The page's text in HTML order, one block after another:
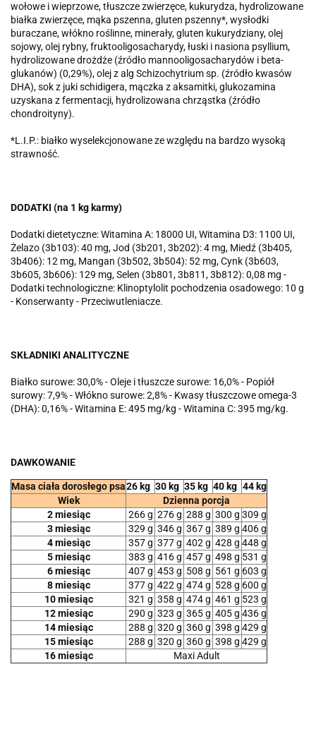
wołowe i wieprzowe, tłuszcze zwierzęce, kukurydza, hydrolizowane
białka zwierzęce, mąka pszenna, gluten pszenny*, wysłodki
buraczane, włókno roślinne, minerały, gluten kukurydziany, olej
sojowy, olej rybny, fruktooligosacharydy, łuski i nasiona psyllium,
hydrolizowane drożdże (źródło mannooligosacharydów i beta-
glukanów) (0,29%), olej z alg Schizochytrium sp. (źródło kwasów
DHA), sok z juki schidigera, mączka z aksamitki, glukozamina
uzyskana z fermentacji, hydrolizowana chrząstka (źródło
chondroityny).
*L.I.P.: białko wyselekcjonowane ze względu na bardzo wysoką
strawność.
DODATKI (na 1 kg karmy)
Dodatki dietetyczne: Witamina A: 18000 UI, Witamina D3: 1100 UI,
Żelazo (3b103): 40 mg, Jod (3b201, 3b202): 4 mg, Miedź (3b405,
3b406): 12 mg, Mangan (3b502, 3b504): 52 mg, Cynk (3b603,
3b605, 3b606): 129 mg, Selen (3b801, 3b811, 3b812): 0,08 mg -
Dodatki technologiczne: Klinoptylolit pochodzenia osadowego: 10 g
- Konserwanty - Przeciwutleniacze.
SKŁADNIKI ANALITYCZNE
Białko surowe: 30,0% - Oleje i tłuszcze surowe: 16,0% - Popiół
surowy: 7,9% - Włókno surowe: 2,8% - Kwasy tłuszczowe omega-3
(DHA): 0,16% - Witamina E: 495 mg/kg - Witamina C: 395 mg/kg.
DAWKOWANIE
Masa ciała dorosłego psa26 kg 30 kg 35 kg 40 kg 44 kg
Wiek
Dzienna porcja
2 miesiąc
266 g 276 g 288 g 300 g 309 g
3 miesiąc
329 g 346 g 367 g 389 g 406 g
4 miesiąc
357 g 377 g 402 g 428 g 448 g
5 miesiąc
383 g 416 g 457 g 498 g 531 g
6 miesiąc
407 g 453 g 508 g 561 g 603 g
8 miesiąc
377 g 422 g 474 g 528 g 600 g
10 miesiąc
321 g 358 g 474 g 461 g 523 g
12 miesiąc
290 g 323 g 365 g 405 g 436 g
14 miesiąc
288 g 320 g 360 g 398 g 429 g
15 miesiąc
288 g 320 g 360 g 398 g 429 g
16 miesiąc
Maxi Adult